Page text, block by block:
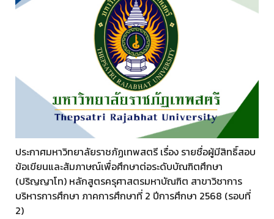
ประกาศมหาวิทยาลัยราชภัฏเทพสตรี เรื่อง รายชื่อผู้มีสิทธิ์สอบ
ข้อเขียนและสัมภาษณ์เพื่อศึกษาต่อระดับบัณฑิตศึกษา
(ปริญญาโท) หลักสูตรครุศาสตรมหาบัณฑิต สาขาวิชาการ
บริหารการศึกษา ภาคการศึกษาที่ 2 ปีการศึกษา 2568 (รอบที่
2)